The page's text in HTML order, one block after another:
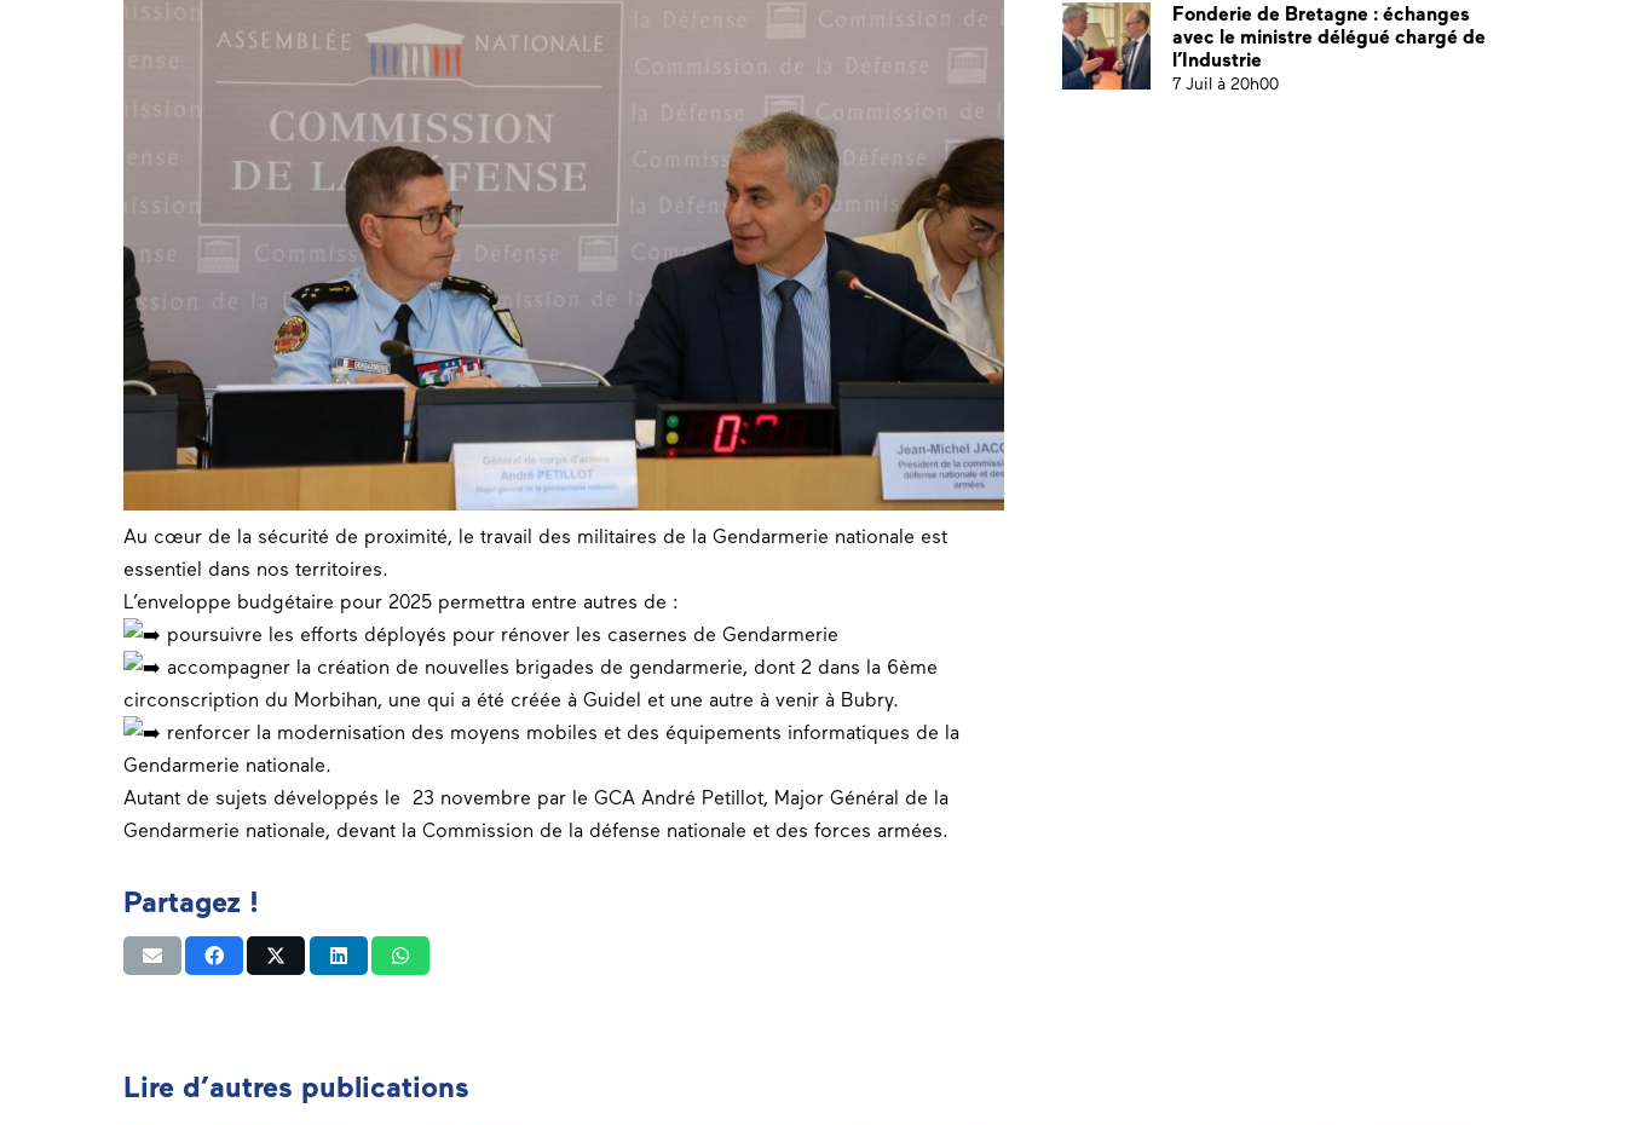
Au cœur de la sécurité de proximité, le travail des militaires de la Gendarmerie nationale est
essentiel dans nos territoires.
L’enveloppe budgétaire pour 2025 permettra entre autres de :
poursuivre les efforts déployés pour rénover les casernes de Gendarmerie
accompagner la création de nouvelles brigades de gendarmerie, dont 2 dans la 6ème
circonscription du Morbihan, une qui a été créée à Guidel et une autre à venir à Bubry.
renforcer la modernisation des moyens mobiles et des équipements informatiques de la
Gendarmerie nationale.
Autant de sujets développés le 23 novembre par le GCA André Petillot, Major Général de la
Gendarmerie nationale, devant la Commission de la défense nationale et des forces armées.
Fonderie de Bretagne : échanges
avec le ministre délégué chargé de
l’Industrie
7 Juil à 20h00
Partagez !
Lire d’autres publications